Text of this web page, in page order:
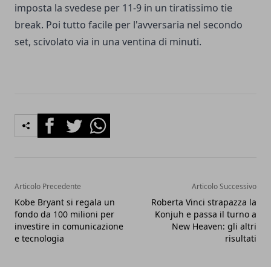
imposta la svedese per 11-9 in un tiratissimo tie
break. Poi tutto facile per l'avversaria nel secondo
set, scivolato via in una ventina di minuti.
FacebookTwitterWhatsapp
Articolo Precedente
Kobe Bryant si regala un
fondo da 100 milioni per
investire in comunicazione
e tecnologia
Articolo Successivo
Roberta Vinci strapazza la
Konjuh e passa il turno a
New Heaven: gli altri
risultati